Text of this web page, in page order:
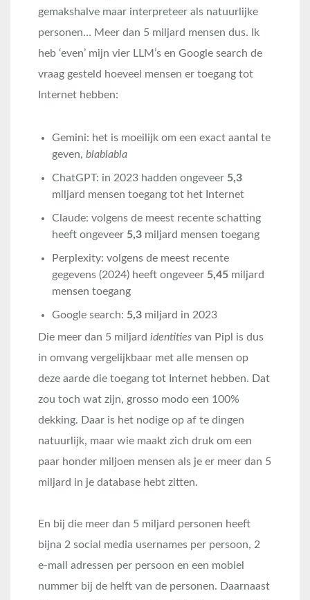
gemakshalve maar interpreteer als natuurlijke
personen… Meer dan 5 miljard mensen dus. Ik
heb ‘even’ mijn vier LLM’s en Google search de
vraag gesteld hoeveel mensen er toegang tot
Internet hebben:
Gemini: het is moeilijk om een exact aantal te
geven, blablabla
ChatGPT: in 2023 hadden ongeveer 5,3
miljard mensen toegang tot het Internet
Claude: volgens de meest recente schatting
heeft ongeveer 5,3 miljard mensen toegang
Perplexity: volgens de meest recente
gegevens (2024) heeft ongeveer 5,45 miljard
mensen toegang
Google search: 5,3 miljard in 2023
Die meer dan 5 miljard identities van Pipl is dus
in omvang vergelijkbaar met alle mensen op
deze aarde die toegang tot Internet hebben. Dat
zou toch wat zijn, grosso modo een 100%
dekking. Daar is het nodige op af te dingen
natuurlijk, maar wie maakt zich druk om een
paar honder miljoen mensen als je er meer dan 5
miljard in je database hebt zitten.
En bij die meer dan 5 miljard personen heeft
bijna 2 social media usernames per persoon, 2
e-mail adressen per persoon en een mobiel
nummer bij de helft van de personen. Daarnaast